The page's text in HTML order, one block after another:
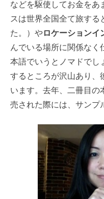
などを駆使してお金をあ
スは世界全国全て旅する
た。）やロケーションイ
んでいる場所に関係なく
本語でいうとノマドでし
するところが沢山あり、
います。去年、二冊目の
売された際には、サンプ